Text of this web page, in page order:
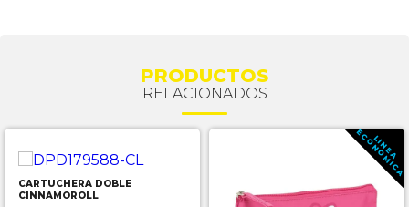
PRODUCTOS
RELACIONADOS
CARTUCHERA DOBLE
CINNAMOROLL
L
I
N
E
A
E
C
O
N
O
M
I
C
A